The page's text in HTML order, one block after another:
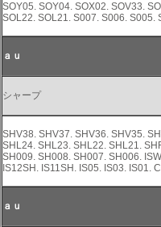
SOY05. SOY04. SOX02. SOV33.
SOL22. SOL21. S007. S006. S005.
ａｕ
シャープ
SHV38. SHV37. SHV36. SHV35.
SHL24. SHL23. SHL22. SHL21.
SH009. SH008. SH007. SH006.
IS12SH. IS11SH. IS05. IS03. IS01.
ａｕ